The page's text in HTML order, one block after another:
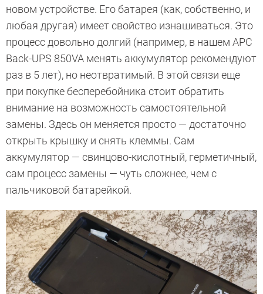
новом устройстве. Его батарея (как, собственно, и
любая другая) имеет свойство изнашиваться. Это
процесс довольно долгий (например, в нашем APC
Back-UPS 850VA менять аккумулятор рекомендуют
раз в 5 лет), но неотвратимый. В этой связи еще
при покупке бесперебойника стоит обратить
внимание на возможность самостоятельной
замены. Здесь он меняется просто — достаточно
открыть крышку и снять клеммы. Сам
аккумулятор — свинцово-кислотный, герметичный,
сам процесс замены — чуть сложнее, чем с
пальчиковой батарейкой.